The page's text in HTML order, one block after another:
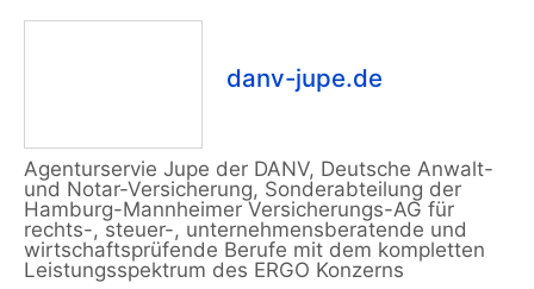
danv-jupe.de
Agenturservie Jupe der DANV, Deutsche Anwalt-
und Notar-Versicherung, Sonderabteilung der
Hamburg-Mannheimer Versicherungs-AG für
rechts-, steuer-, unternehmensberatende und
wirtschaftsprüfende Berufe mit dem kompletten
Leistungsspektrum des ERGO Konzerns